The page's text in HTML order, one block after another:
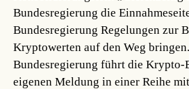
Bundesregierung die
Bundesregierung Regelungen zur
Kryptowerten auf den Weg
Bundesregierung führt die Krypto-
eigenen Meldung in einer Reihe